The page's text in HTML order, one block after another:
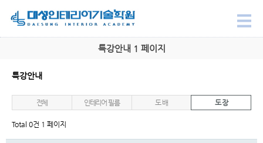
특강안내 1 페이지
특강안내
전체 인테리어 필름 도 배 도 장
Total 0건 1 페이지